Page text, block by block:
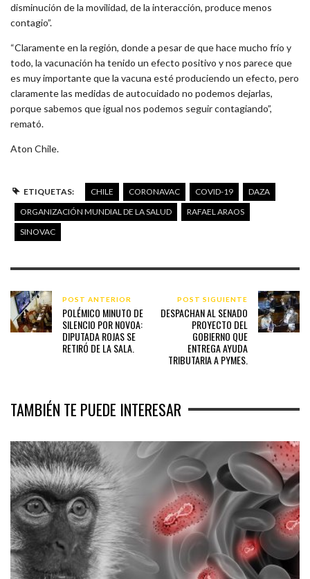
disminución de la movilidad, de la interacción, produce menos
contagio”.
“Claramente en la región, donde a pesar de que hace mucho frío y
todo, la vacunación ha tenido un efecto positivo y nos parece que
es muy importante que la vacuna esté produciendo un efecto, pero
claramente las medidas de autocuidado no podemos dejarlas,
porque sabemos que igual nos podemos seguir contagiando”,
remató.
Aton Chile.
ETIQUETAS: CHILE CORONAVAC COVID-19
DAZA
ORGANIZACIÓN MUNDIAL DE LA SALUD
RAFAEL ARAOS
SINOVAC
POST ANTERIOR
POLÉMICO MINUTO DE
SILENCIO POR NOVOA:
DIPUTADA ROJAS SE
RETIRÓ DE LA SALA.
POST SIGUIENTE
DESPACHAN AL SENADO
PROYECTO DEL
GOBIERNO QUE
ENTREGA AYUDA
TRIBUTARIA A PYMES.
TAMBIÉN TE PUEDE INTERESAR